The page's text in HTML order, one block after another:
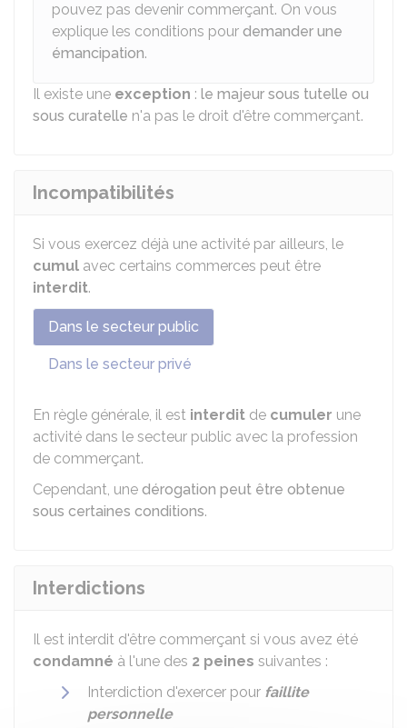
pouvez pas devenir commerçant. On vous
explique les conditions pour demander une
émancipation.
Il existe une exception : le majeur sous tutelle ou
sous curatelle n'a pas le droit d'être commerçant.
Incompatibilités
Si vous exercez déjà une activité par ailleurs, le
cumul avec certains commerces peut être
interdit.
Dans le secteur public
Dans le secteur privé
En règle générale, il est interdit de cumuler une
activité dans le secteur public avec la profession
de commerçant.
Cependant, une dérogation peut être obtenue
sous certaines conditions.
Interdictions
Il est interdit d'être commerçant si vous avez été
condamné à l'une des 2 peines suivantes :
Interdiction d'exercer pour faillite
personnelle